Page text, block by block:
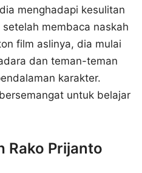
menghadapi kesulitan
membaca naskah
film aslinya, dia mulai
dan teman-teman
karakter.
untuk belajar
Rako Prijanto